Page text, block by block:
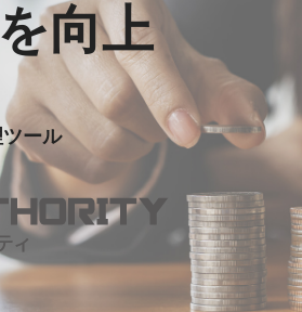
ール
向上